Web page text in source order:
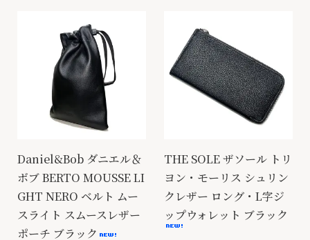
Daniel&Bob ダニエル＆
ボブ BERTO MOUSSE LI
GHT NERO ベルト ムー
スライト スムースレザー
ポーチ ブラック
THE SOLE ザソール トリ
ヨン・モーリス シュリン
クレザー ロング・L字ジ
ップウォレット ブラック